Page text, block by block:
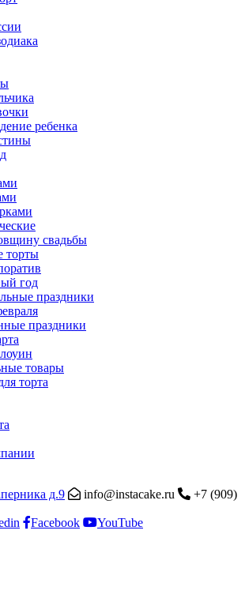
ребенка
свадьбы
торты
год
праздники
праздники
товары
торта
д.9
info@instacake.ru
+7 (909)
Facebook YouTube